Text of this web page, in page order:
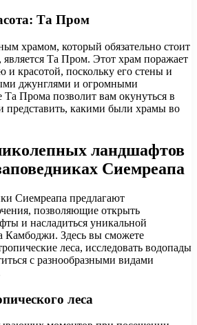
Та Пром
храмом, который обязательно стоит
является Та Пром. Этот храм поражает
и красотой, поскольку его стены и
джунглями и огромными
Прома позволит вам окунуться в
представить, какими были храмы во
ландшафтов
Сиемреапа
Сиемреапа предлагают
позволяющие открыть
и насладиться уникальной
Камбоджи. Здесь вы сможете
леса, исследовать водопады
с разнообразными видами
леса